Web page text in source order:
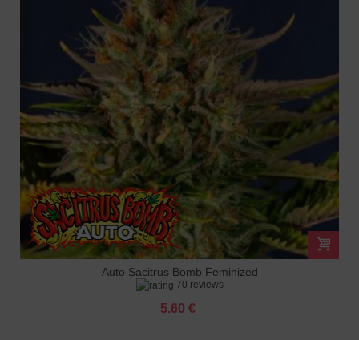
Auto Sacitrus Bomb Feminized
70 reviews
5.60 €